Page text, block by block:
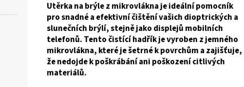
Utěrka na brýle z mikrovlákna je ideální pomocník
pro snadné a efektivní čištění vašich dioptrických a
slunečních brýlí, stejně jako displejů mobilních
telefonů. Tento čistící hadřík je vyroben z jemného
mikrovlákna, které je šetrné k povrchům a zajišťuje,
že nedojde k poškrábání ani poškození citlivých
materiálů.